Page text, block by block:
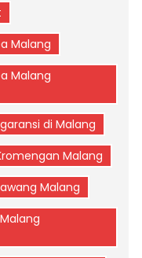
Malang
Malang
di Malang
Malang
Malang